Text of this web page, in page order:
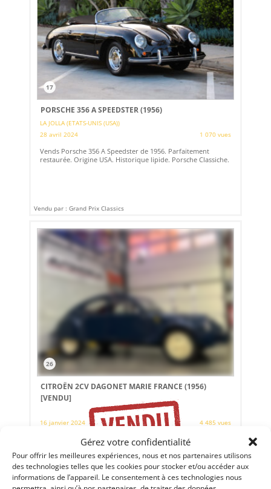
Gérez votre confidentialité
Pour offrir les meilleures expériences, nous et nos partenaires utilisons
des technologies telles que les cookies pour stocker et/ou accéder aux
informations de l’appareil. Le consentement à ces technologies nous
17
PORSCHE 356 A SPEEDSTER (1956)
LA JOLLA (ETATS-UNIS (USA))
28 avril 2024
1 070 vues
Vends Porsche 356 A Speedster de 1956. Parfaitement
restaurée. Origine USA. Historique lipide. Porsche Classiche.
Vendu par : Grand Prix Classics
26
CITROËN 2CV DAGONET MARIE FRANCE (1956)
[VENDU]
16 janvier 2024 4 485 vues
Vends Citroen 2CV DagonetMarie France de 1956. Voiture
rarissime. Sur environ 50 Dagonet tous modèles confondus
et il ne resterait seulement que 5 Dagonet-Faverolles (2
Ghislaine +2 Marie-France et le prototype ). CG Française
avec le type AZ2H modifié inscrit conforme à l’époque,
rapport...